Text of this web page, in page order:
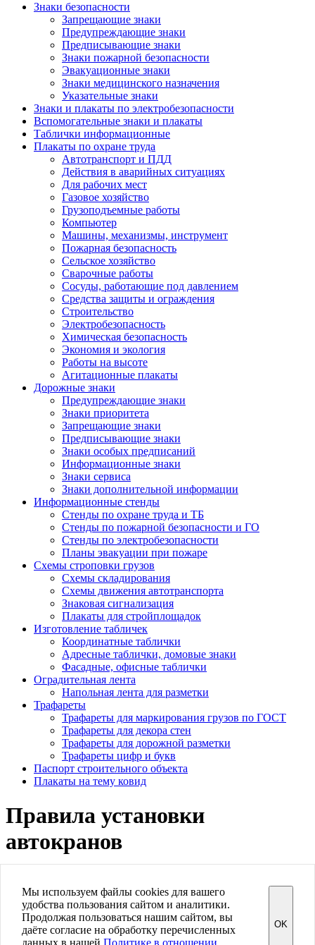
Знаки безопасности
Запрещающие знаки
Предупреждающие знаки
Предписывающие знаки
Знаки пожарной безопасности
Эвакуационные знаки
Знаки медицинского назначения
Указательные знаки
Знаки и плакаты по электробезопасности
Вспомогательные знаки и плакаты
Таблички информационные
Плакаты по охране труда
Автотранспорт и ПДД
Действия в аварийных ситуациях
Для рабочих мест
Газовое хозяйство
Грузоподъемные работы
Компьютер
Машины, механизмы, инструмент
Пожарная безопасность
Сельское хозяйство
Сварочные работы
Сосуды, работающие под давлением
Средства защиты и ограждения
Строительство
Электробезопасность
Химическая безопасность
Экономия и экология
Работы на высоте
Агитационные плакаты
Дорожные знаки
Предупреждающие знаки
Знаки приоритета
Запрещающие знаки
Предписывающие знаки
Знаки особых предписаний
Информационные знаки
Знаки сервиса
Знаки дополнительной информации
Информационные стенды
Стенды по охране труда и ТБ
Стенды по пожарной безопасности и ГО
Стенды по электробезопасности
Планы эвакуации при пожаре
Схемы строповки грузов
Схемы складирования
Схемы движения автотранспорта
Знаковая сигнализация
Плакаты для стройплощадок
Изготовление табличек
Координатные таблички
Адресные таблички, домовые знаки
Фасадные, офисные таблички
Оградительная лента
Напольная лента для разметки
Трафареты
Трафареты для маркирования грузов по ГОСТ
Трафареты для декора стен
Трафареты для дорожной разметки
Трафареты цифр и букв
Паспорт строительного объекта
Плакаты на тему ковид
Правила установки
автокранов
Знаков.нет
Купить дорожные знаки в Санкт-Петербурге
Политика конфиденциальности
Пользовательское соглашение
Мы используем файлы cookies для вашего
удобства пользования сайтом и аналитики.
Продолжая пользоваться нашим сайтом, вы
даёте согласие на обработку перечисленных
данных в нашей Политике в отношении
OK